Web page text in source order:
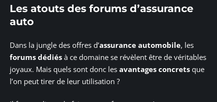
Les atouts des forums d’assurance
auto
Dans la jungle des offres d’assurance automobile, les
forums dédiés à ce domaine se révèlent être de véritables
joyaux. Mais quels sont donc les avantages concrets que
l’on peut tirer de leur utilisation ?